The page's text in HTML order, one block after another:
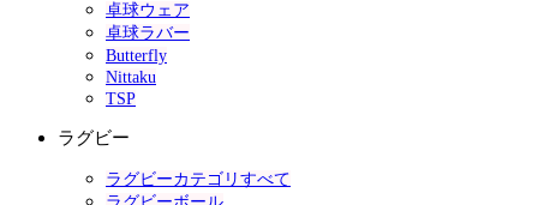
卓球ウェア
卓球ラバー
Butterfly
Nittaku
TSP
ラグビー
ラグビーカテゴリすべて